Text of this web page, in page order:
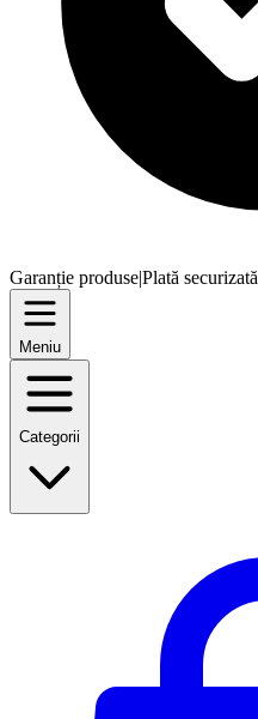
Garanție produse|Plată securizată
Meniu
Categorii